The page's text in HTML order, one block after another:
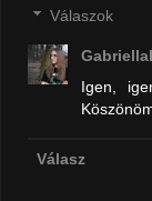
Válaszok
Igen,
Válasz